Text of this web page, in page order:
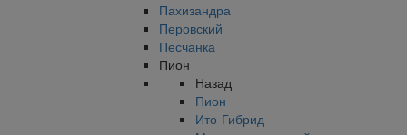
Пахизандра
Перовский
Песчанка
Пион
Назад
Пион
Ито-Гибрид